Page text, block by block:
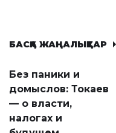
БАСҚА ЖАҢАЛЫҚТАР
Без паники и
домыслов: Токаев
— о власти,
налогах и